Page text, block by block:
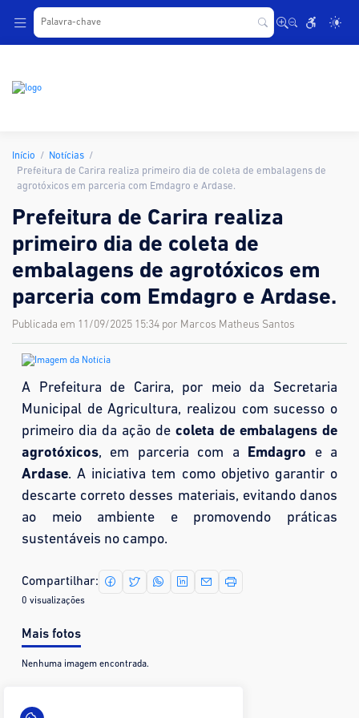
Início
Notícias
Prefeitura de Carira realiza primeiro dia de coleta de embalagens de
agrotóxicos em parceria com Emdagro e Ardase.
Prefeitura de Carira realiza
primeiro dia de coleta de
embalagens de agrotóxicos em
parceria com Emdagro e Ardase.
Publicada em 11/09/2025 15:34 por Marcos Matheus Santos
A Prefeitura de Carira, por meio da Secretaria
Municipal de Agricultura, realizou com sucesso o
primeiro dia da ação de coleta de embalagens de
agrotóxicos, em parceria com a Emdagro e a
Ardase. A iniciativa tem como objetivo garantir o
descarte correto desses materiais, evitando danos
ao meio ambiente e promovendo práticas
sustentáveis no campo.
Compartilhar:
0 visualizações
Mais fotos
Nenhuma imagem encontrada.